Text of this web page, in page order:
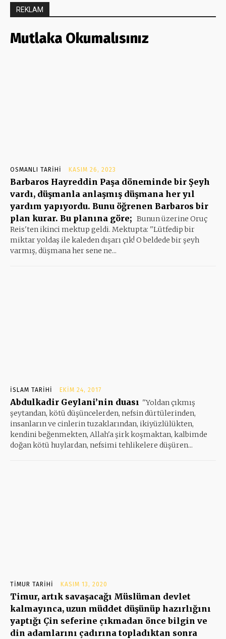
REKLAM
Mutlaka Okumalısınız
OSMANLI TARIHI KASIM 26, 2023
Barbaros Hayreddin Paşa döneminde bir Şeyh
vardı, düşmanla anlaşmış düşmana her yıl
yardım yapıyordu. Bunu öğrenen Barbaros bir
plan kurar. Bu planına göre; Bunun üzerine Oruç
Reis'ten ikinci mektup geldi. Mektupta: ''Lütfedip bir
miktar yoldaş ile kaleden dışarı çık! O beldede bir şeyh
varmış, düşmana her sene ne...
İSLAM TARIHI EKIM 24, 2017
Abdulkadir Geylani’nin duası ''Yoldan çıkmış
şeytandan, kötü düşüncelerden, nefsin dürtülerinden,
insanların ve cinlerin tuzaklarından, ikiyüzlülükten,
kendini beğenmekten, Allah'a şirk koşmaktan, kalbimde
doğan kötü huylardan, nefsimi tehlikelere düşüren...
TIMUR TARIHI KASIM 13, 2020
Timur, artık savaşacağı Müslüman devlet
kalmayınca, uzun müddet düşünüp hazırlığını
yaptığı Çin seferine çıkmadan önce bilgin ve
din adamlarını çadırına topladıktan sonra